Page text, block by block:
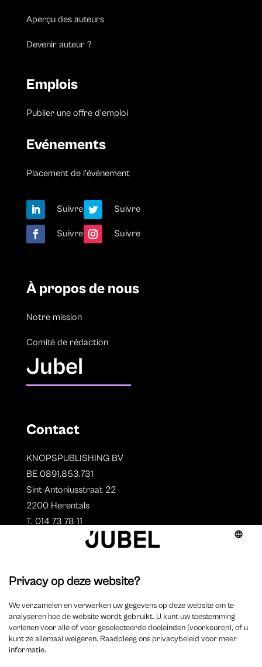
Aperçu des auteurs
Devenir auteur ?
Emplois
Publier une offre d’emploi
Evénements
Placement de l’événement
Suivre Suivre
Suivre Suivre
À propos de nous
Notre mission
Comité de rédaction
Jubel
Contact
KNOPSPUBLISHING BV
BE 0891.853.731
Sint-Antoniusstraat 22
2200 Herentals
T. 014 73 78 11
Aperçu des auteurs
Devenir auteur ?